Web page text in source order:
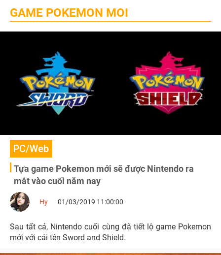
GAME POKEMON MOI
PC/Web
Tựa game Pokemon mới sẽ được Nintendo ra
mắt vào cuối năm nay
Hy 01/03/2019 11:00:00
Sau tất cả, Nintendo cuối cùng đã tiết lộ game Pokemon
mới với cái tên Sword and Shield.